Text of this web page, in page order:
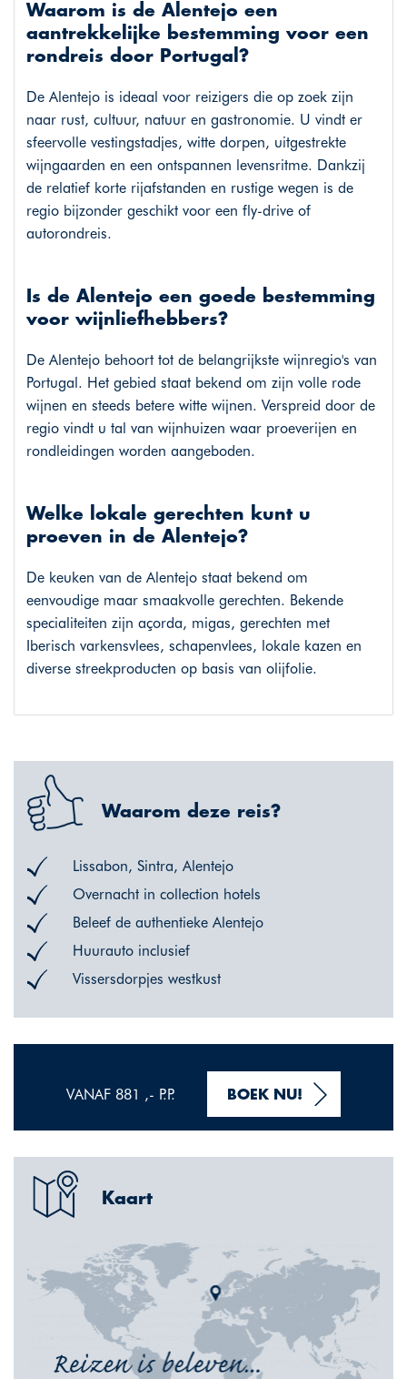
Waarom is de Alentejo een
aantrekkelijke bestemming voor een
rondreis door Portugal?
De Alentejo is ideaal voor reizigers die op zoek zijn
naar rust, cultuur, natuur en gastronomie. U vindt er
sfeervolle vestingstadjes, witte dorpen, uitgestrekte
wijngaarden en een ontspannen levensritme. Dankzij
de relatief korte rijafstanden en rustige wegen is de
regio bijzonder geschikt voor een fly-drive of
autorondreis.
Is de Alentejo een goede bestemming
voor wijnliefhebbers?
De Alentejo behoort tot de belangrijkste wijnregio's van
Portugal. Het gebied staat bekend om zijn volle rode
wijnen en steeds betere witte wijnen. Verspreid door de
regio vindt u tal van wijnhuizen waar proeverijen en
rondleidingen worden aangeboden.
Welke lokale gerechten kunt u
proeven in de Alentejo?
De keuken van de Alentejo staat bekend om
eenvoudige maar smaakvolle gerechten. Bekende
specialiteiten zijn açorda, migas, gerechten met
Iberisch varkensvlees, schapenvlees, lokale kazen en
diverse streekproducten op basis van olijfolie.
Waarom deze reis?
Lissabon, Sintra, Alentejo
Overnacht in collection hotels
Beleef de authentieke Alentejo
Huurauto inclusief
Vissersdorpjes westkust
VANAF 881 ,- P.P. BOEK NU!
Kaart